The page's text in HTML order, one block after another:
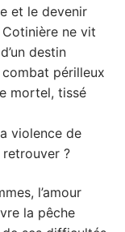
et le devenir
ne vit
destin
périlleux
mortel, tissé
violence de
?
l’amour
la pêche